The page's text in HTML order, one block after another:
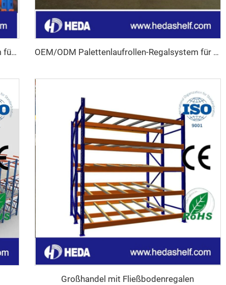
Maßgeschneidertes Paletten-Shuttlesystem für Lagerhallen OEM/ODM Palettenlaufrollen-Regalsystem für Kühlhäuser
Großhandel mit Fließbodenregalen